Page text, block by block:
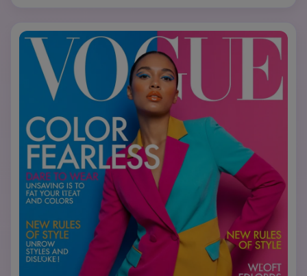
sopracciglia definite. Tipografia: 'VOGUE' in sottile,
moderno sans-serif, titolo 'Less is More', testo di
copertina minimale. Evoca la raffinatezza scandinava con
respiro spazio nella composizione.